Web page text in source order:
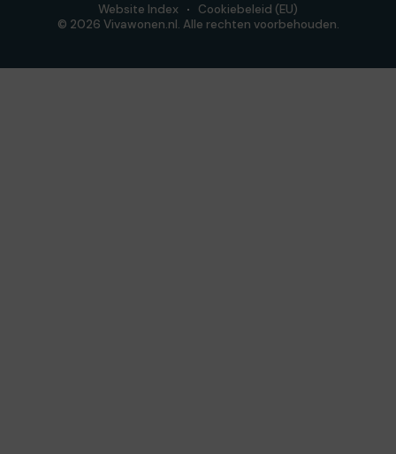
© 2026 Vivawonen.nl. Alle rechten voorbehouden.
Website Index Cookiebeleid (EU)